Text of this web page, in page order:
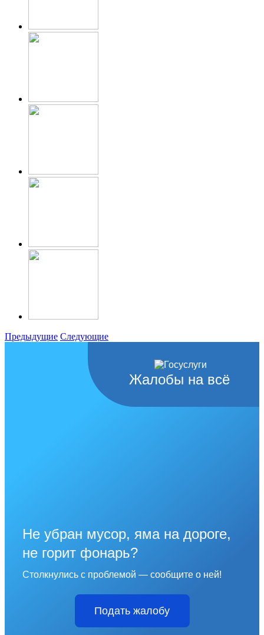
Предыдущие Следующие
Жалобы на всё
Не убран мусор, яма на дороге,
не горит фонарь?
Столкнулись с проблемой — сообщите о ней!
Подать жалобу